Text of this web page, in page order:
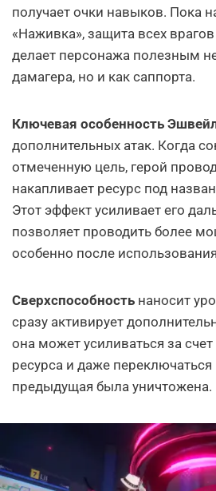
получает очки навыков. Пока
«Наживка», защита всех
делает персонажа полезным
дамагера, но и как саппорта.
Ключевая особенность
дополнительных атак. Когда
отмеченную цель, герой
накапливает ресурс под
Этот эффект усиливает его
позволяет проводить более
особенно после
Сверхспособность наносит
сразу активирует
она может усиливаться за
ресурса и даже
предыдущая была уничтожена.